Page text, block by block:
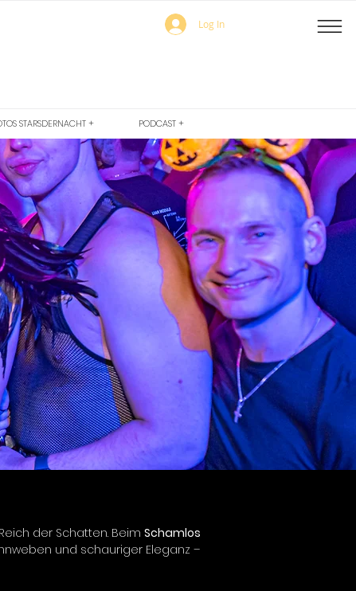
Log In
STARSDERNACHT + PODCAST +
der Schatten. Beim Schamlos
und schauriger Eleganz –